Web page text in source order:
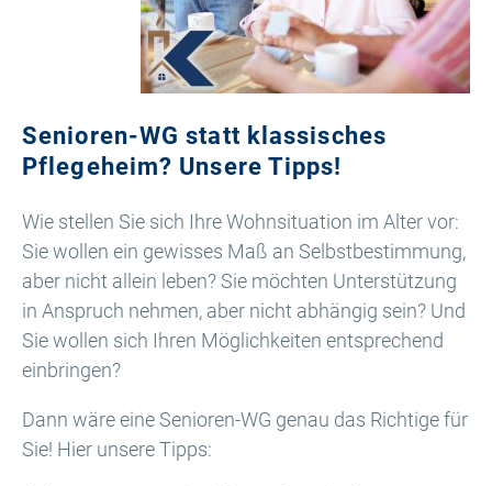
Senioren-WG statt klassisches
Pflegeheim? Unsere Tipps!
Wie stellen Sie sich Ihre Wohnsituation im Alter vor:
Sie wollen ein gewisses Maß an Selbstbestimmung,
aber nicht allein leben? Sie möchten Unterstützung
in Anspruch nehmen, aber nicht abhängig sein? Und
Sie wollen sich Ihren Möglichkeiten entsprechend
einbringen?
Dann wäre eine Senioren-WG genau das Richtige für
Sie! Hier unsere Tipps: